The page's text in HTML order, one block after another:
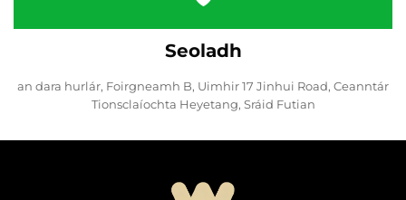
Seoladh
an dara hurlár, Foirgneamh B, Uimhir 17 Jinhui Road, Ceanntár
Tionsclaíochta Heyetang, Sráid Futian